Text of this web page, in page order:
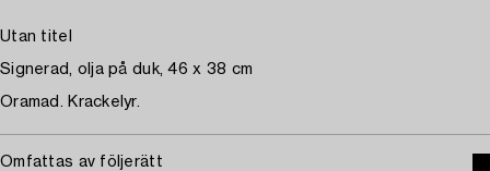
Utan titel
Signerad, olja på duk, 46 x 38 cm
Oramad. Krackelyr.
Omfattas av följerätt